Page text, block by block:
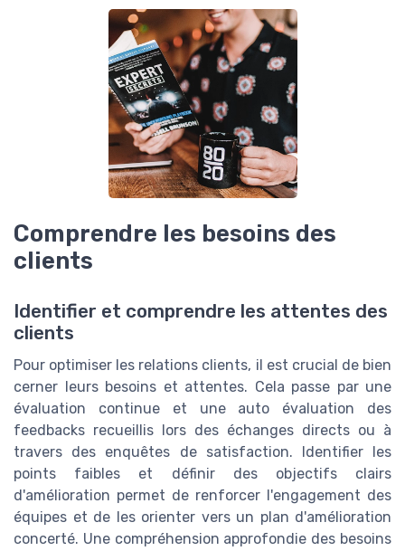
Comprendre les besoins des
clients
Identifier et comprendre les attentes des
clients
Pour optimiser les relations clients, il est crucial de bien
cerner leurs besoins et attentes. Cela passe par une
évaluation continue et une auto évaluation des
feedbacks recueillis lors des échanges directs ou à
travers des enquêtes de satisfaction. Identifier les
points faibles et définir des objectifs clairs
d'amélioration permet de renforcer l'engagement des
équipes et de les orienter vers un plan d'amélioration
concerté. Une compréhension approfondie des besoins